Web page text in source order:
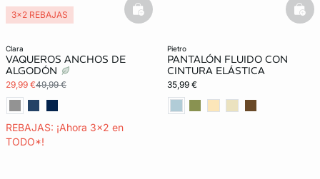
clara
VAQUEROS ANCHOS DE
ALGODÓN
29,99 €49,99 €
REBAJAS: ¡Ahora 3x2 en
TODO*!
3x2 REBAJAS basketfull
pietro
PANTALÓN FLUIDO CON
CINTURA ELÁSTICA
35,99 €